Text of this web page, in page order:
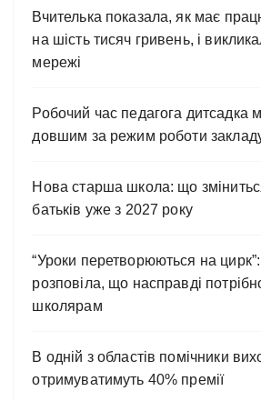
Вчителька показала, як має
на шість тисяч гривень, і
мережі
Робочий час педагога дитсадка
довшим за режим роботи
Нова старша школа: що
батьків уже з 2027 року
“Уроки перетворюються на цирк”:
розповіла, що насправді
школярам
В одній з областів помічники
отримуватимуть 40% премії